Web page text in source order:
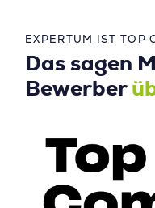
EXPERTUM IST TOP
Das sagen
Bewerber